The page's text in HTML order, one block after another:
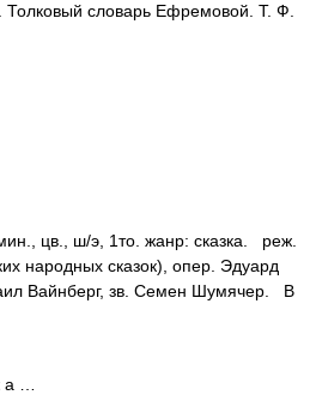
словарь Ефремовой. Т. Ф.
цв., ш/э, 1то. жанр: сказка. реж.
народных сказок), опер. Эдуард
Вайнберг, зв. Семен Шумячер. В
…